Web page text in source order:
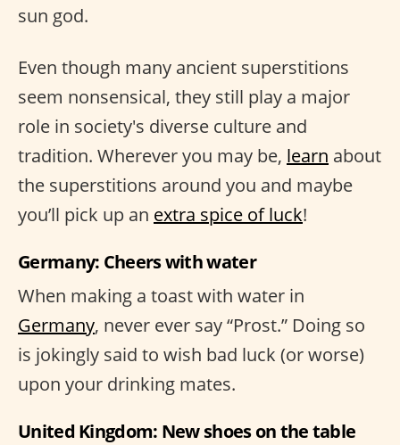
sun god.
Even though many ancient superstitions
seem nonsensical, they still play a major
role in society's diverse culture and
tradition. Wherever you may be, learn about
the superstitions around you and maybe
you’ll pick up an extra spice of luck!
Germany: Cheers with water
When making a toast with water in
Germany, never ever say “Prost.” Doing so
is jokingly said to wish bad luck (or worse)
upon your drinking mates.
United Kingdom: New shoes on the table